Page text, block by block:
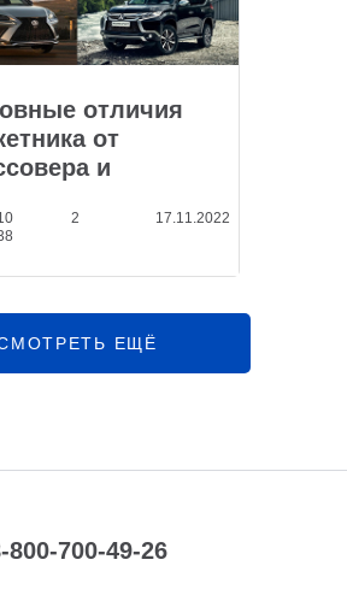
отличия
от
и
2 17.11.2022
ЕЩЁ
800-700-49-26